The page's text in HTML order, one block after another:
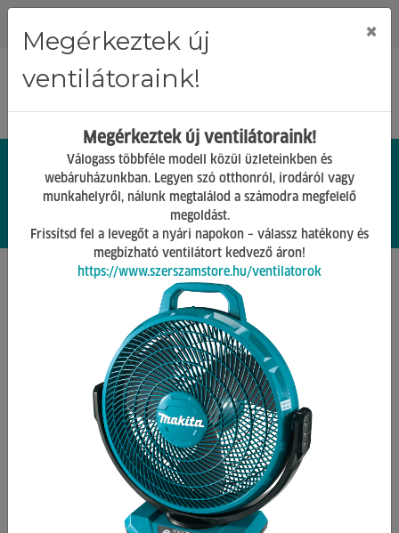
0 0.
Pneumatika, Hidraulika
Pneumatika tartozékok
Vissza
Kategóriák
Megérkeztek új
ventilátoraink!
×
Megérkeztek új ventilátoraink!
Válogass többféle modell közül üzleteinkben és
webáruházunkban. Legyen szó otthonról, irodáról vagy
munkahelyről, nálunk megtalálod a számodra megfelelő
megoldást.
Frissítsd fel a levegőt a nyári napokon – válassz hatékony és
megbízható ventilátort kedvező áron!
https://www.szerszamstore.hu/ventilatorok